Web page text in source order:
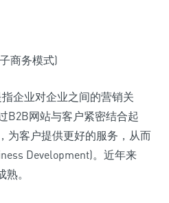
商务模式)
企业对企业之间的营销关
B2B网站与客户紧密结合起
为客户提供更好的服务，从而
Development)。近年来
。